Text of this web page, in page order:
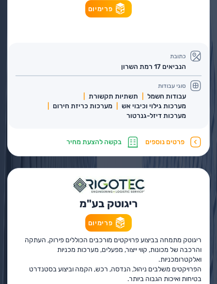
פרימיום
כתובת
הנביאים 17 רמת השרון
סוגי עבודות
עבודות חשמל
תשתיות תקשורת
מערכות גילוי וכיבוי אש
מערכות כריזת חירום
מערכות דיזל-גנרטור
פרטים נוספים בקשה להצעת מחיר
ריגוטק בע"מ
פרימיום
ריגוטק מתמחה בביצוע פרויקטים מורכבים הכוללים פירוק, העתקה
והרכבה של מכונות, קווי ייצור, מפעלים, מערכות מכניות
ואלקטרומכניות.
הפרויקטים משלבים ניהול, הנדסה, רכש, הקמה וביצוע בסטנדרט
בטיחות ואיכות הגבוה ביותר.